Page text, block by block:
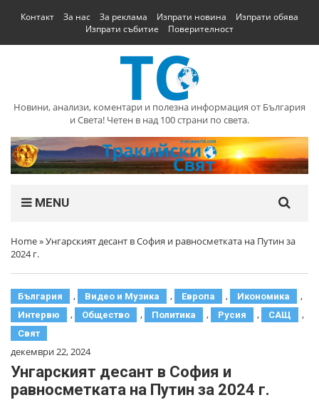
Контакт За нас За реклама Изпрати новина
Изпрати обява
Изпрати събитие
Поверителност
Новини, анализи, коментари и полезна информация от България
и Света! Четен в над 100 страни по света.
MENU
Home»Унгарският десант в София и равносметката на Путин за
2024 г.
България , Видео и Музика , Европа , Икономика ,
Интервю , Общество , Политика , Русия , САЩ ,
Свят
декември 22, 2024
Унгарският десант в София и
равносметката на Путин за 2024 г.